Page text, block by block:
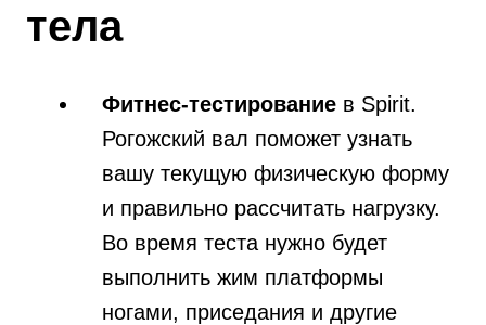
тела
Фитнес-тестирование в Spirit.
Рогожский вал поможет узнать
вашу текущую физическую форму
и правильно рассчитать нагрузку.
Во время теста нужно будет
выполнить жим платформы
ногами, приседания и другие